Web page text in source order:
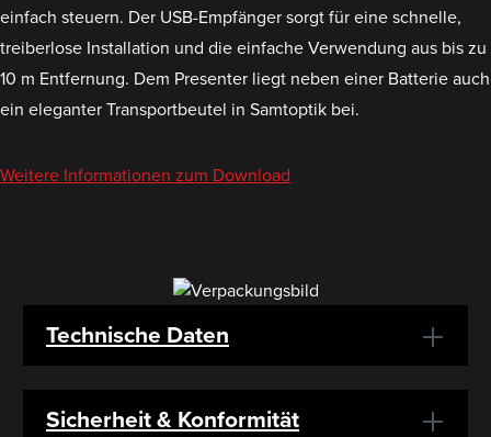
einfach steuern. Der USB-Empfänger sorgt für eine schnelle,
treiberlose Installation und die einfache Verwendung aus bis zu
10 m Entfernung. Dem Presenter liegt neben einer Batterie auch
ein eleganter Transportbeutel in Samtoptik bei.
Weitere Informationen zum Download
Technische Daten
Sicherheit & Konformität